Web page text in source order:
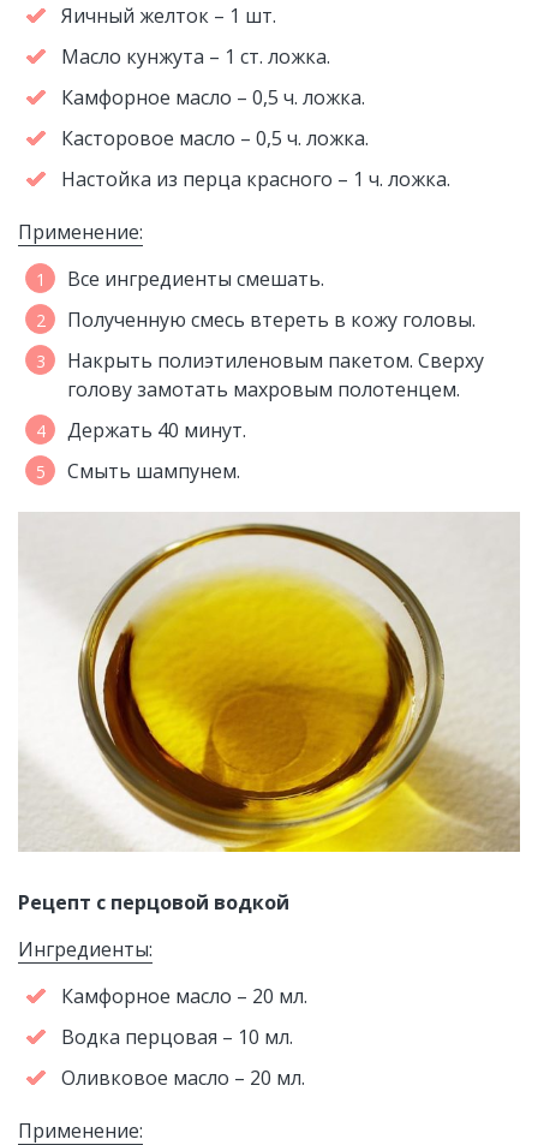
Яичный желток – 1 шт.
Масло кунжута – 1 ст. ложка.
Камфорное масло – 0,5 ч. ложка.
Касторовое масло – 0,5 ч. ложка.
Настойка из перца красного – 1 ч. ложка.
Применение:
Все ингредиенты смешать.
Полученную смесь втереть в кожу головы.
Накрыть полиэтиленовым пакетом. Сверху
голову замотать махровым полотенцем.
Держать 40 минут.
Смыть шампунем.
Рецепт с перцовой водкой
Ингредиенты:
Камфорное масло – 20 мл.
Водка перцовая – 10 мл.
Оливковое масло – 20 мл.
Применение: